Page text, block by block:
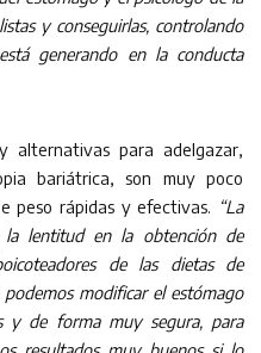
y conseguirlas, controlando
generando en la conducta
alternativas para adelgazar,
bariátrica, son muy poco
peso rápidas y efectivas. “La
lentitud en la obtención de
de las dietas de
modificar el estómago
y de forma muy segura, para